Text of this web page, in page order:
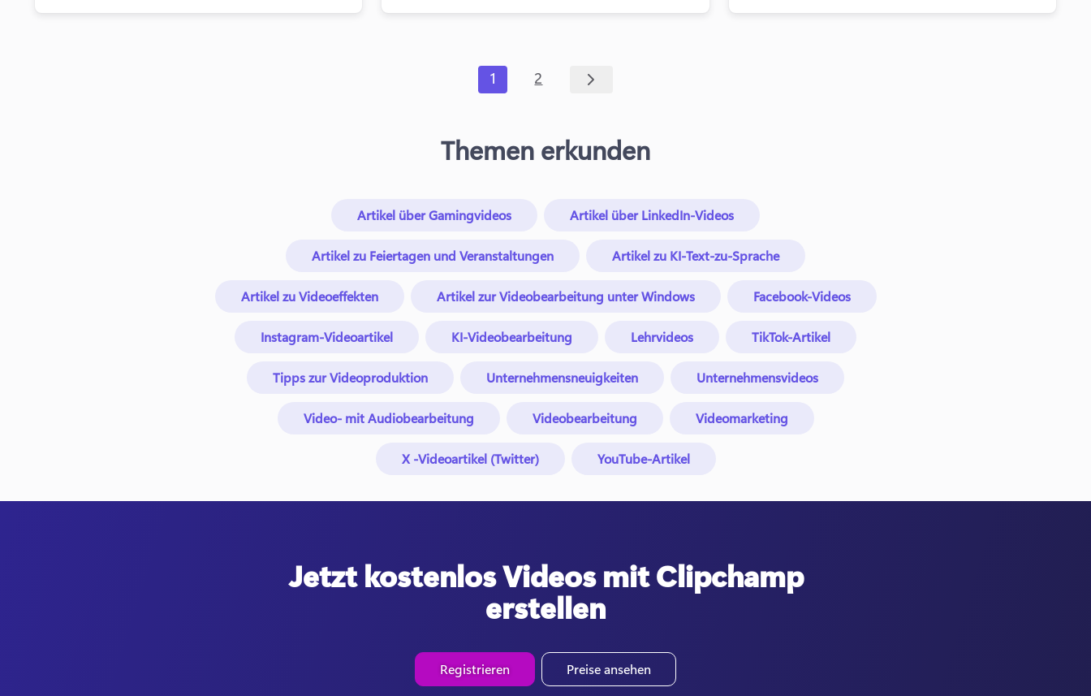
1 2
Themen erkunden
Artikel über Gamingvideos Artikel über LinkedIn-Videos
Artikel zu Feiertagen und Veranstaltungen Artikel zu KI-Text-zu-Sprache
Artikel zu Videoeffekten Artikel zur Videobearbeitung unter Windows Facebook-Videos
Instagram-Videoartikel KI-Videobearbeitung Lehrvideos TikTok-Artikel
Tipps zur Videoproduktion Unternehmensneuigkeiten Unternehmensvideos
Video- mit Audiobearbeitung Videobearbeitung Videomarketing
X -Videoartikel (Twitter) YouTube-Artikel
Jetzt kostenlos Videos mit Clipchamp
erstellen
Registrieren Preise ansehen